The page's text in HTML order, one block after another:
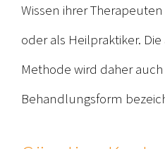
Wissen ihrer
oder als Heilpraktiker. Die
Methode wird daher
Behandlungsform